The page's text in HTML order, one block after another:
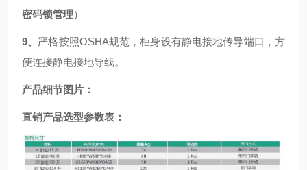
密码锁管理）
9、 严格按照OSHA规范，柜身设有静电接地传导端口，方
便连接静电接地导线。
产品细节图片：
直销产品选型参数表：